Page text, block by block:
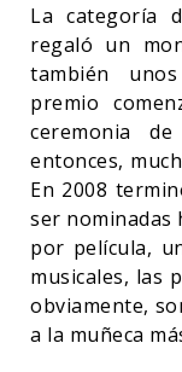
La categoría
regaló un
también
premio
ceremonia
entonces,
En 2008
ser nominadas
por película,
musicales, las
obviamente,
a la muñeca